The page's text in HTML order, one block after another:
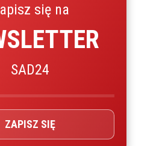
się na
SAD24
ZAPISZ SIĘ